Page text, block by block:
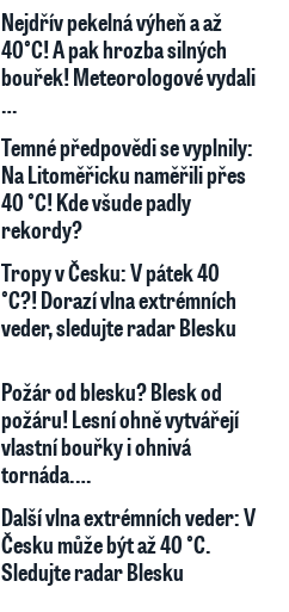
Nejdřív pekelná výheň a až
40°C! A pak hrozba silných
bouřek! Meteorologové vydali
…
Temné předpovědi se vyplnily:
Na Litoměřicku naměřili přes
40 °C! Kde všude padly
rekordy?
Tropy v Česku: V pátek 40
°C?! Dorazí vlna extrémních
veder, sledujte radar Blesku
Požár od blesku? Blesk od
požáru! Lesní ohně vytvářejí
vlastní bouřky i ohnivá
tornáda.…
Další vlna extrémních veder: V
Česku může být až 40 °C.
Sledujte radar Blesku